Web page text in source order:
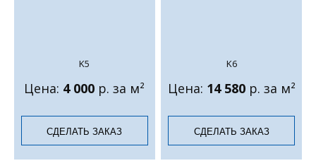
K5
Цена: 4 000 р. за м²
СДЕЛАТЬ ЗАКАЗ
K6
Цена: 14 580р. за м²
СДЕЛАТЬ ЗАКАЗ